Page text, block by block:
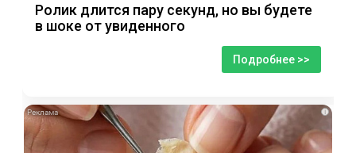
Ролик длится пару секунд, но вы будете
в шоке от увиденного
Подробнее >>
i